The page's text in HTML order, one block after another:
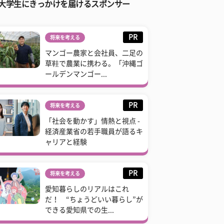
学生にきっかけを届けるスポンサー
将来を考える PR
マンゴー農家と会社員、二足の
草鞋で農業に携わる。「沖縄ゴ
ールデンマンゴー...
将来を考える PR
「社会を動かす」情熱と視点 -
経済産業省の若手職員が語るキ
ャリアと経験
将来を考える PR
愛知暮らしのリアルはこれ
だ！ “ちょうどいい暮らし”が
できる愛知県での生...